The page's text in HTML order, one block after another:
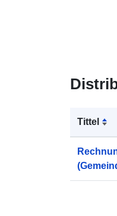
Tittel